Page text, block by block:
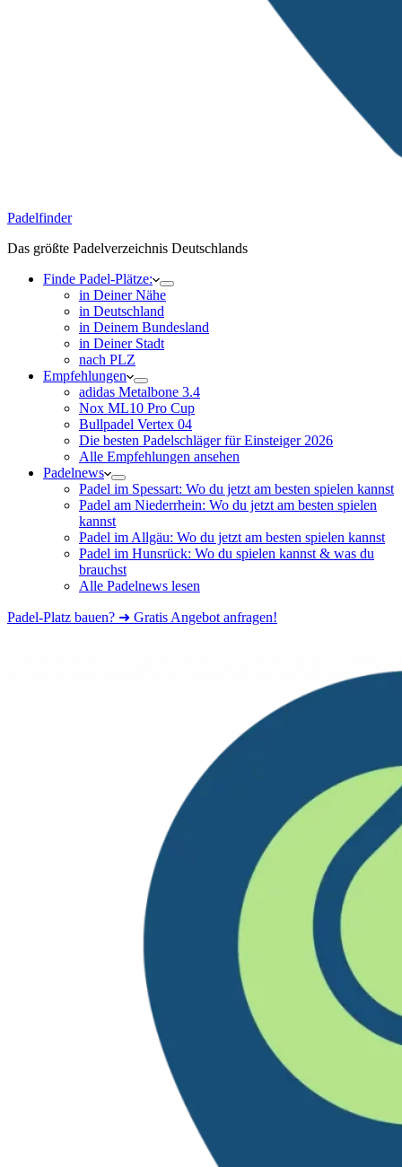
Padelfinder
Das größte Padelverzeichnis Deutschlands
Finde Padel-Plätze:
in Deiner Nähe
in Deutschland
in Deinem Bundesland
in Deiner Stadt
nach PLZ
Empfehlungen
adidas Metalbone 3.4
Nox ML10 Pro Cup
Bullpadel Vertex 04
Die besten Padelschläger für Einsteiger 2026
Alle Empfehlungen ansehen
Padelnews
Padel im Spessart: Wo du jetzt am besten spielen kannst
Padel am Niederrhein: Wo du jetzt am besten spielen
kannst
Padel im Allgäu: Wo du jetzt am besten spielen kannst
Padel im Hunsrück: Wo du spielen kannst & was du
brauchst
Alle Padelnews lesen
Padel-Platz bauen? ➜ Gratis Angebot anfragen!